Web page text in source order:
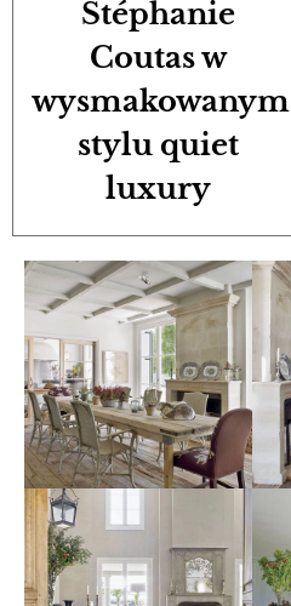
Stéphanie
Coutas w
wysmakowanym
stylu quiet
luxury